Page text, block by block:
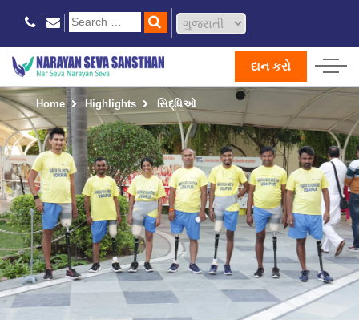
દાન કરો
Home Highlights સિદ્ધિઓ